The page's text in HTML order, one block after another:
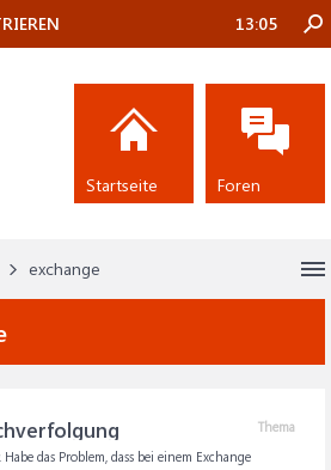
exchange
Thema
das Problem, dass bei einem Exchange
13:05
Startseite Foren